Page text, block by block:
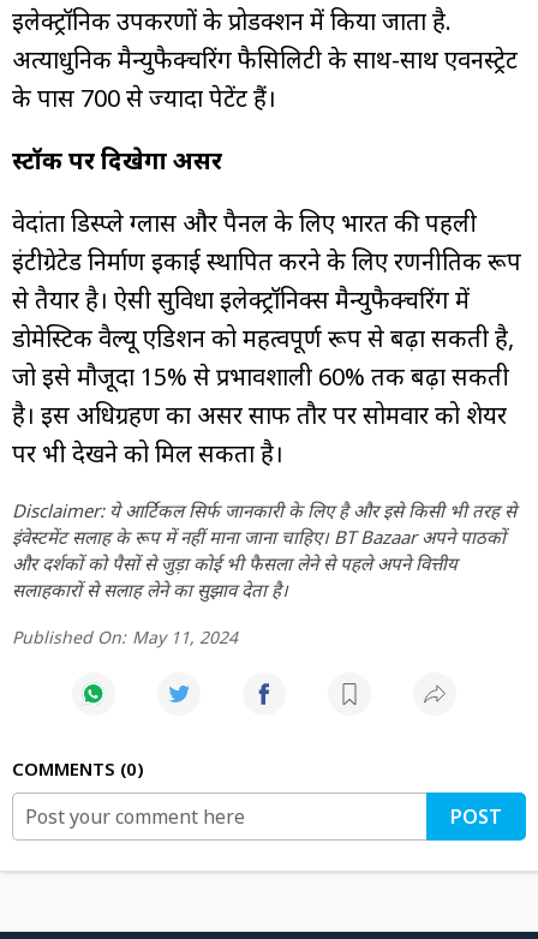
इलेक्ट्रॉनिक उपकरणों के प्रोडक्शन में किया जाता है.
अत्याधुनिक मैन्युफैक्चरिंग फैसिलिटी के साथ-साथ एवनस्ट्रेट
के पास 700 से ज्यादा पेटेंट हैं।
स्टॉक पर दिखेगा असर
वेदांता डिस्प्ले ग्लास और पैनल के लिए भारत की पहली
इंटीग्रेटेड निर्माण इकाई स्थापित करने के लिए रणनीतिक रूप
से तैयार है। ऐसी सुविधा इलेक्ट्रॉनिक्स मैन्युफैक्चरिंग में
डोमेस्टिक वैल्यू एडिशन को महत्वपूर्ण रूप से बढ़ा सकती है,
जो इसे मौजूदा 15% से प्रभावशाली 60% तक बढ़ा सकती
है। इस अधिग्रहण का असर साफ तौर पर सोमवार को शेयर
पर भी देखने को मिल सकता है।
Disclaimer: ये आर्टिकल सिर्फ जानकारी के लिए है और इसे किसी भी तरह से
इंवेस्टमेंट सलाह के रूप में नहीं माना जाना चाहिए। BT Bazaar अपने पाठकों
और दर्शकों को पैसों से जुड़ा कोई भी फैसला लेने से पहले अपने वित्तीय
सलाहकारों से सलाह लेने का सुझाव देता है।
Published On: May 11, 2024
COMMENTS 0
POST